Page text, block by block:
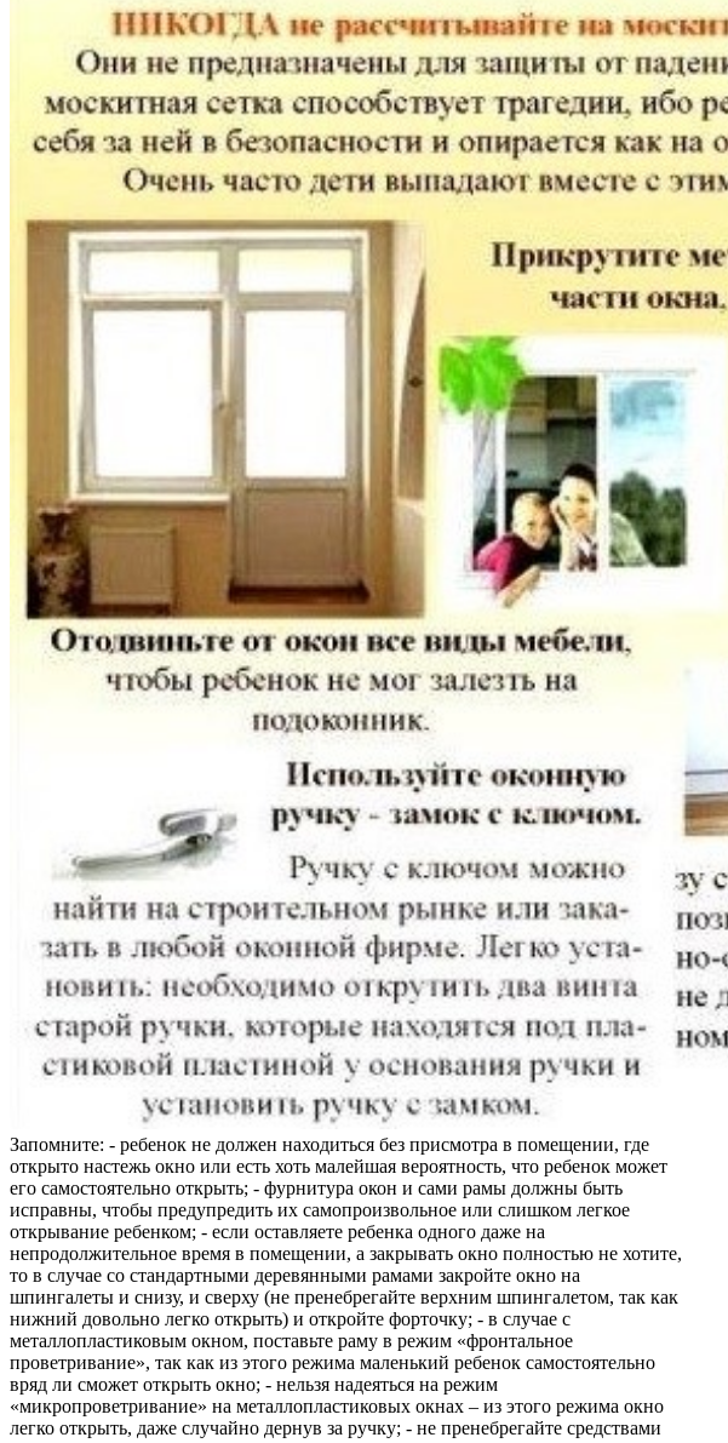
Запомните: - ребенок не должен находиться без присмотра в помещении, где
открыто настежь окно или есть хоть малейшая вероятность, что ребенок может
его самостоятельно открыть; - фурнитура окон и сами рамы должны быть
исправны, чтобы предупредить их самопроизвольное или слишком легкое
открывание ребенком; - если оставляете ребенка одного даже на
непродолжительное время в помещении, а закрывать окно полностью не хотите,
то в случае со стандартными деревянными рамами закройте окно на
шпингалеты и снизу, и сверху (не пренебрегайте верхним шпингалетом, так как
нижний довольно легко открыть) и откройте форточку; - в случае с
металлопластиковым окном, поставьте раму в режим «фронтальное
проветривание», так как из этого режима маленький ребенок самостоятельно
вряд ли сможет открыть окно; - нельзя надеяться на режим
«микропроветривание» на металлопластиковых окнах – из этого режима окно
легко открыть, даже случайно дернув за ручку; - не пренебрегайте средствами